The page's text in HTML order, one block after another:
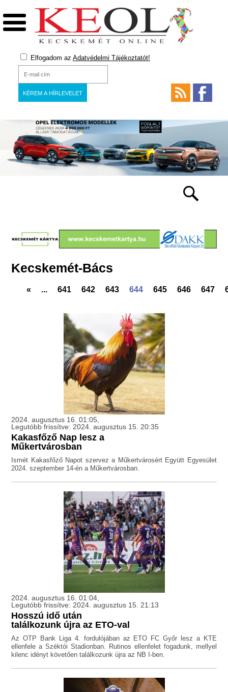
Elfogadom az Adatvédelmi Tájékoztatót!
Kecskemét-Bács
« ... 641 642 643 644 645 646 647
2024. augusztus 16. 01:05,
Legutóbb frissítve: 2024. augusztus 15. 20:35
Kakasfőző Nap lesz a
Műkertvárosban
Ismét Kakasfőző Napot szervez a Műkertvárosért Együtt Egyesület
2024. szeptember 14-én a Műkertvárosban.
2024. augusztus 16. 01:04,
Legutóbb frissítve: 2024. augusztus 15. 21:13
Hosszú idő után
találkozunk újra az ETO-val
Az OTP Bank Liga 4. fordulójában az ETO FC Győr lesz a KTE
ellenfele a Széktói Stadionban. Rutinos ellenfelet fogadunk, mellyel
kilenc idényt követően találkozunk újra az NB I-ben.